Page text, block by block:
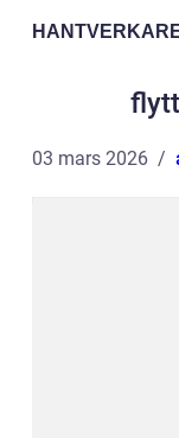
03 mars 2026